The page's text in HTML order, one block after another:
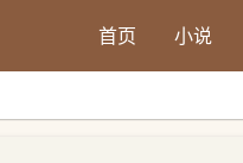
首页 小说